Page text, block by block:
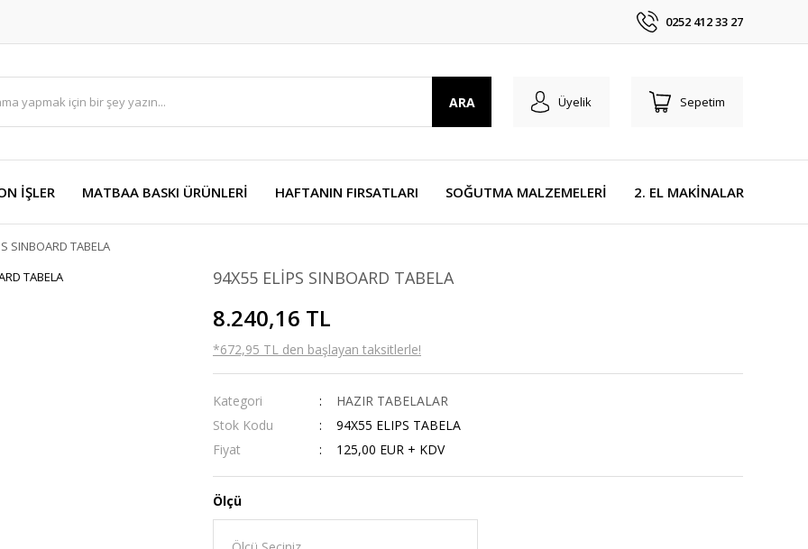
0252 412 33 27
ARA Üyelik Sepetim
İŞLER MATBAA BASKI ÜRÜNLERİ HAFTANIN FIRSATLARI SOĞUTMA MALZEMELERİ 2. EL MAKİNALAR
SINBOARD TABELA
94X55 ELİPS SINBOARD TABELA
8.240,16 TL
*672,95 TL den başlayan taksitlerle!
Kategori
HAZIR TABELALAR
Stok Kodu
94X55 ELIPS TABELA
Fiyat
125,00 EUR + KDV
Ölçü